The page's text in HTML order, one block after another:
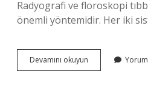
Radyografi ve floroskopi
önemli yöntemidir. Her iki
Devamını okuyun Floroskopi
Radyasyon